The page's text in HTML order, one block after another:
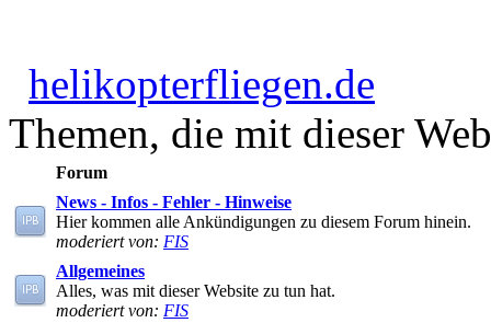
helikopterfliegen.de
Themen, die mit dieser
Forum
News - Infos - Fehler - Hinweise
Hier kommen alle Ankündigungen zu diesem Forum hinein.
moderiert von: FIS
Allgemeines
Alles, was mit dieser Website zu tun hat.
moderiert von: FIS